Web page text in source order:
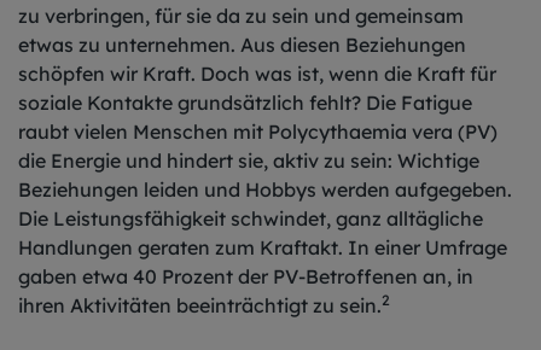
zu verbringen, für sie da zu sein und gemeinsam
etwas zu unternehmen. Aus diesen Beziehungen
schöpfen wir Kraft. Doch was ist, wenn die Kraft für
soziale Kontakte grundsätzlich fehlt? Die Fatigue
raubt vielen Menschen mit Polycythaemia vera (PV)
die Energie und hindert sie, aktiv zu sein: Wichtige
Beziehungen leiden und Hobbys werden aufgegeben.
Die Leistungsfähigkeit schwindet, ganz alltägliche
Handlungen geraten zum Kraftakt. In einer Umfrage
gaben etwa 40 Prozent der PV-Betroffenen an, in
ihren Aktivitäten beeinträchtigt zu sein.2